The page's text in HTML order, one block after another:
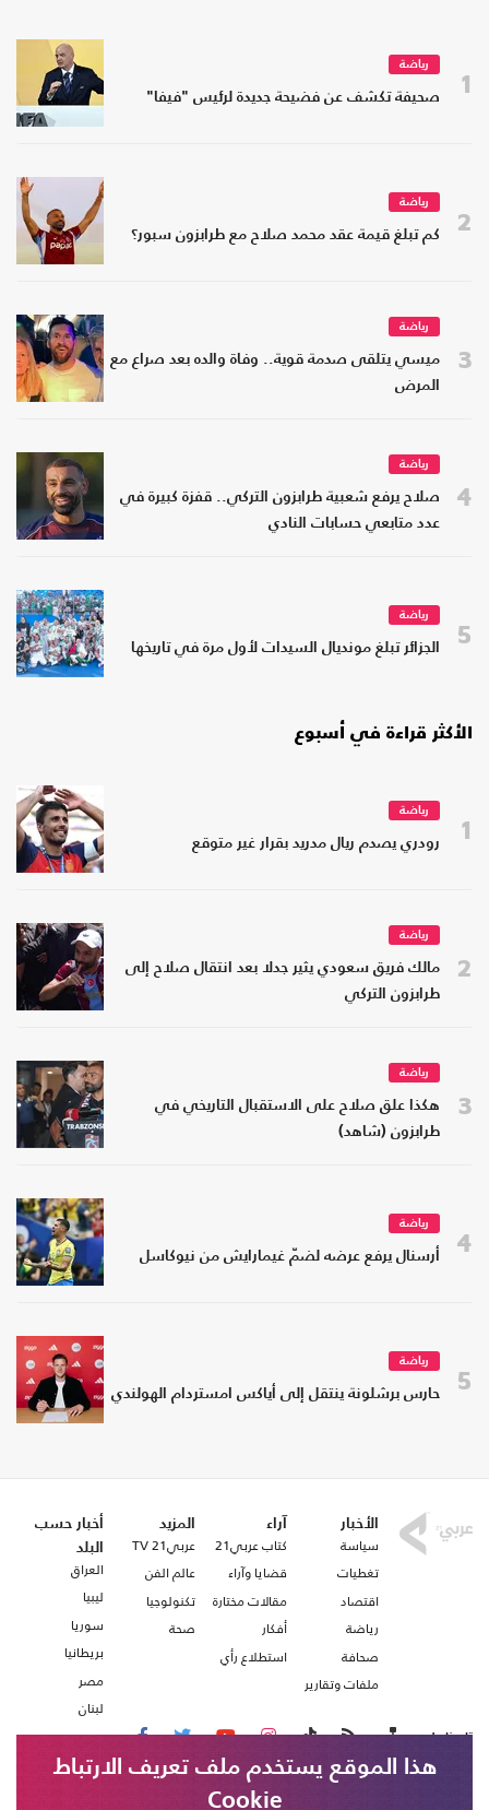
1
رياضة
صحيفة تكشف عن فضيحة جديدة لرئيس "فيفا"
2
رياضة
كم تبلغ قيمة عقد محمد صلاح مع طرابزون سبور؟
3
رياضة
ميسي يتلقى صدمة قوية.. وفاة والده بعد صراع مع
المرض
4
رياضة
صلاح يرفع شعبية طرابزون التركي.. قفزة كبيرة في
عدد متابعي حسابات النادي
5
رياضة
الجزائر تبلغ مونديال السيدات لأول مرة في تاريخها
الأكثر قراءة في أسبوع
1
رياضة
رودري يصدم ريال مدريد بقرار غير متوقع
2
رياضة
مالك فريق سعودي يثير جدلا بعد انتقال صلاح إلى
طرابزون التركي
3
رياضة
هكذا علق صلاح على الاستقبال التاريخي في
طرابزون (شاهد)
4
رياضة
أرسنال يرفع عرضه لضمّ غيمارايش من نيوكاسل
5
رياضة
حارس برشلونة ينتقل إلى أياكس امستردام الهولندي
الأخبار
سياسة
تغطيات
اقتصاد
رياضة
صحافة
ملفات وتقارير
آراء
كتاب عربي21
قضايا وآراء
مقالات مختارة
أفكار
استطلاع رأي
المزيد
عربي21 TV
عالم الفن
تكنولوجيا
صحة
أخبار حسب
البلد
العراق
ليبيا
سوريا
بريطانيا
مصر
لبنان
تابعنا على
هذا الموقع يستخدم ملف تعريف الارتباط
Cookie